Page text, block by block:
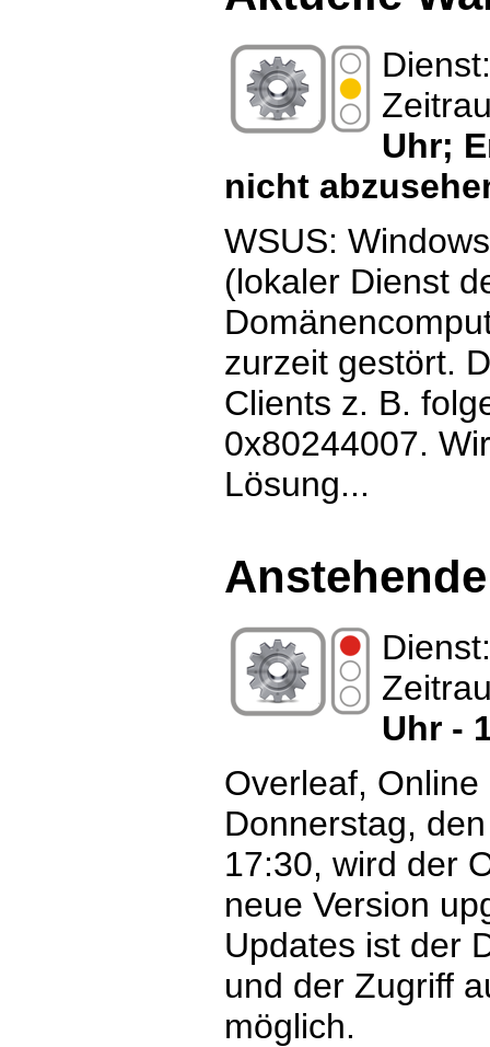
Uhr;
nicht
WSUS:
(lokaler Dienst
zurzeit gestört.
Clients z. B.
0x80244007.
Lösung...
Uhr -
Overleaf, Online
Donnerstag,
17:30, wird der
neue Version
Updates ist der
und der Zugriff
möglich.